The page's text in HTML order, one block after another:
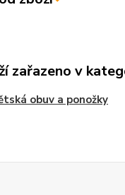
zařazeno v
obuv a ponožky